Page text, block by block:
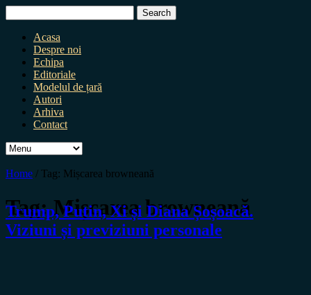
for:
Acasa
Despre noi
Echipa
Editoriale
Modelul de țară
Autori
Arhiva
Contact
Home / Tag: Mișcarea browneană
Tag:Mișcarea browneană
Trump, Putin, Xi și Diana Șoșoacă.
Viziuni și previziuni personale